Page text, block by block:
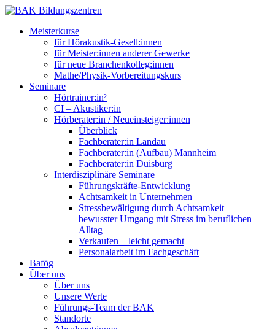
Meisterkurse
für Hörakustik-Gesell:innen
für Meister:innen anderer Gewerke
für neue Branchenkolleg:innen
Mathe/Physik-Vorbereitungskurs
Seminare
Hörtrainer:in²
CI – Akustiker:in
Hörberater:in / Neueinsteiger:innen
Überblick
Fachberater:in Landau
Fachberater:in (Aufbau) Mannheim
Fachberater:in Duisburg
Interdisziplinäre Seminare
Führungskräfte-Entwicklung
Achtsamkeit in Unternehmen
Stressbewältigung durch Achtsamkeit –
bewusster Umgang mit Stress im beruflichen
Alltag
Verkaufen – leicht gemacht
Personalarbeit im Fachgeschäft
Bafög
Über uns
Über uns
Unsere Werte
Führungs-Team der BAK
Standorte